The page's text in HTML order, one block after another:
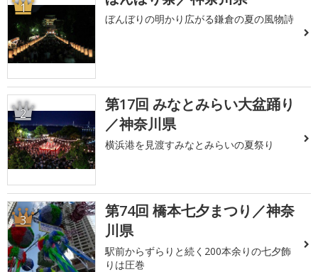
1
ぼんぼりの明かり広がる鎌倉の夏の風物詩
2
第17回 みなとみらい大盆踊り
／神奈川県
横浜港を見渡すみなとみらいの夏祭り
3
第74回 橋本七夕まつり／神奈
川県
駅前からずらりと続く200本余りの七夕飾
りは圧巻